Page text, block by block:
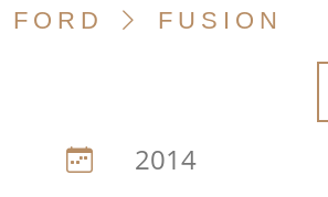
FORD FUSION
2014